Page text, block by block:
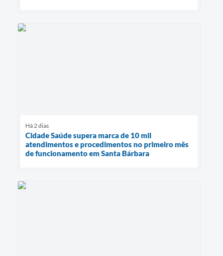
Há 2 dias
Cidade Saúde supera marca de 10 mil
atendimentos e procedimentos no primeiro mês
de funcionamento em Santa Bárbara